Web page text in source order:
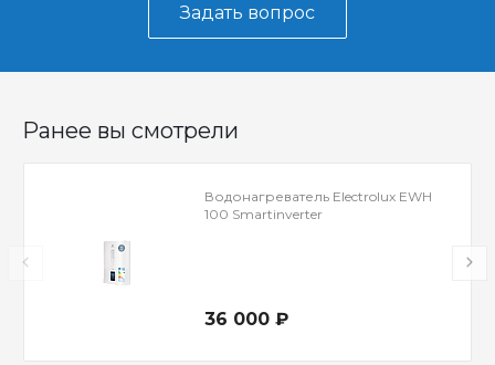
Задать вопрос
Ранее вы смотрели
Водонагреватель Electrolux EWH
100 Smartinverter
36 000 ₽